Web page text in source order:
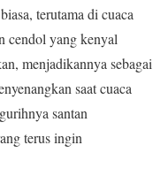
terutama di cuaca
cendol yang kenyal
menjadikannya sebagai
saat cuaca
santan
terus ingin